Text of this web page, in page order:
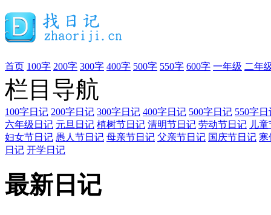
首页 100字 200字 300字 400字 500字 550字 600字 一年级 二年
栏目导航
100字日记 200字日记 300字日记 400字日记 500字日记 550字日
六年级日记 元旦日记 植树节日记 清明节日记 劳动节日记 儿
妇女节日记 愚人节日记 母亲节日记 父亲节日记 国庆节日记 寒
日记 开学日记
最新日记